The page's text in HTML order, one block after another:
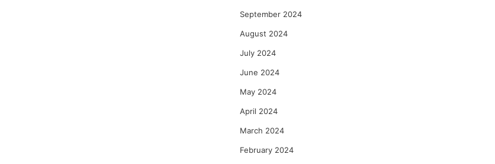
September 2024
August 2024
July 2024
June 2024
May 2024
April 2024
March 2024
February 2024